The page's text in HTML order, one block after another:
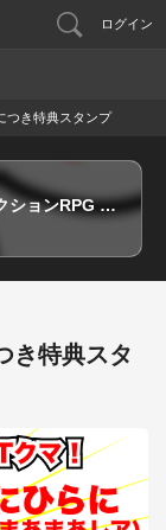
ログイン
つき特典スタンプ
クマVSマから始まる生物図鑑 アクションRPG 森の熊がマリモやマタギとスタンプで戦うくま！！
き特典スタ